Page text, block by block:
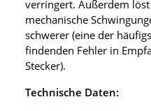
verringert. Außerdem
mechanische
schwerer (eine der
findenden Fehler in
Stecker).
Technische Daten: